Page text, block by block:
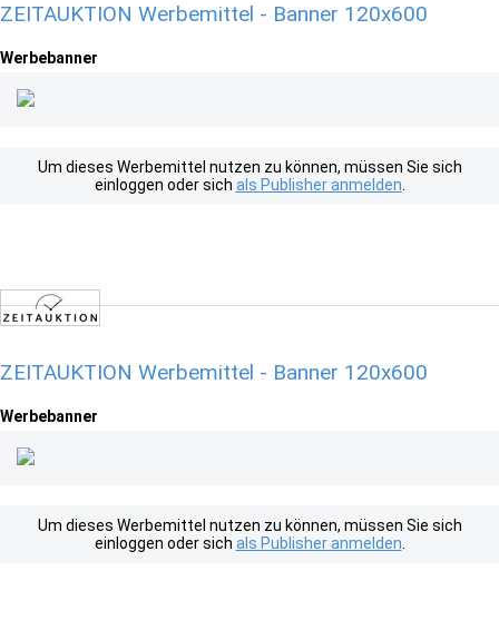
ZEITAUKTION Werbemittel - Banner 120x600
Werbebanner
Um dieses Werbemittel nutzen zu können, müssen Sie sich
einloggen oder sich als Publisher anmelden
ZEITAUKTION Werbemittel - Banner 120x600
Werbebanner
Um dieses Werbemittel nutzen zu können, müssen Sie sich
einloggen oder sich als Publisher anmelden